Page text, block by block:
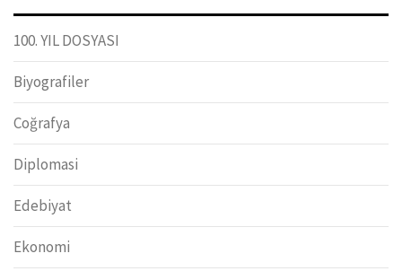
100. YIL DOSYASI
Biyografiler
Coğrafya
Diplomasi
Edebiyat
Ekonomi